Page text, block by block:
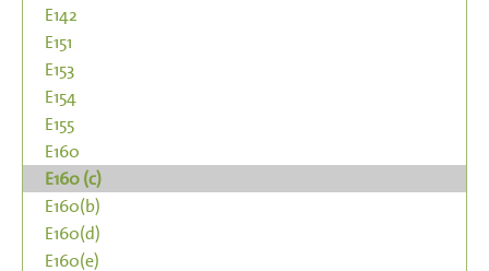
E142
E151
E153
E154
E155
E160
E160 (c)
E160(b)
E160(d)
E160(e)